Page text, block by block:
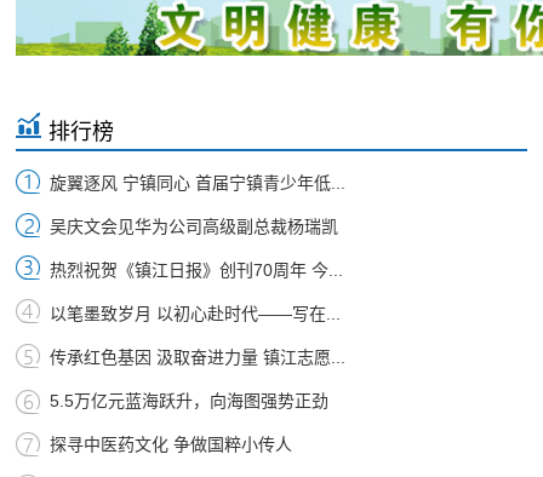
排行榜
旋翼逐风 宁镇同心 首届宁镇青少年低...
吴庆文会见华为公司高级副总裁杨瑞凯
热烈祝贺《镇江日报》创刊70周年 今...
以笔墨致岁月 以初心赴时代——写在...
传承红色基因 汲取奋进力量 镇江志愿...
5.5万亿元蓝海跃升，向海图强势正劲
探寻中医药文化 争做国粹小传人